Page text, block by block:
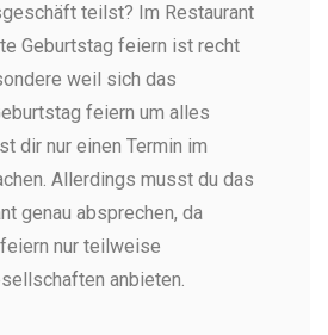
teilst? Im Restaurant
Geburtstag feiern ist recht
weil sich das
feiern um alles
dir nur einen Termin im
Allerdings musst du das
genau absprechen, da
nur teilweise
anbieten.